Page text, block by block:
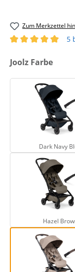
Zum Merkzettel
5
auswählen
Joolz Farbe
Dark Navy
Hazel